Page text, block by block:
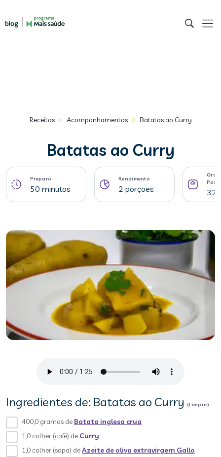
Receitas > Acompanhamentos > Batatas ao Curry
Batatas ao Curry
Preparo
50 minutos
Rendimento
2 porçoes
Ingredientes de: Batatas ao Curry (Limpar)
400,0 gramas de Batata inglesa crua
1,0 colher (café) de Curry
1,0 colher (sopa) deAzeite de oliva extravirgem Gallo